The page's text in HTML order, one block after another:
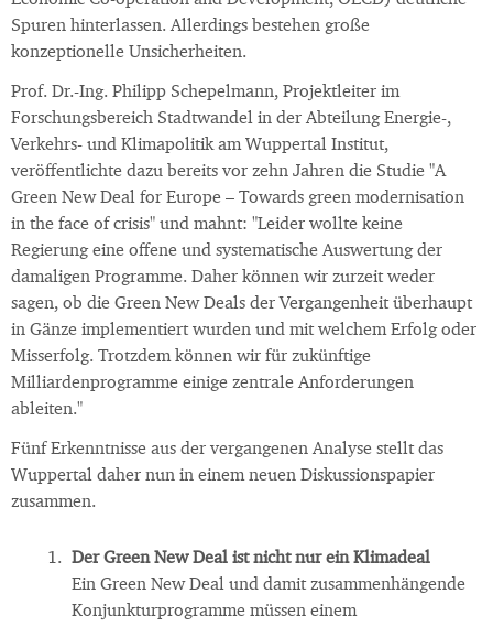
Spuren hinterlassen. Allerdings bestehen große
konzeptionelle Unsicherheiten.
Prof. Dr.-Ing. Philipp Schepelmann, Projektleiter im
Forschungsbereich Stadtwandel in der Abteilung Energie-,
Verkehrs- und Klimapolitik am Wuppertal Institut,
veröffentlichte dazu bereits vor zehn Jahren die Studie "A
Green New Deal for Europe – Towards green modernisation
in the face of crisis" und mahnt: "Leider wollte keine
Regierung eine offene und systematische Auswertung der
damaligen Programme. Daher können wir zurzeit weder
sagen, ob die Green New Deals der Vergangenheit überhaupt
in Gänze implementiert wurden und mit welchem Erfolg oder
Misserfolg. Trotzdem können wir für zukünftige
Milliardenprogramme einige zentrale Anforderungen
ableiten."
Fünf Erkenntnisse aus der vergangenen Analyse stellt das
Wuppertal daher nun in einem neuen Diskussionspapier
zusammen.
Der Green New Deal ist nicht nur ein Klimadeal
Ein Green New Deal und damit zusammenhängende
Konjunkturprogramme müssen einem